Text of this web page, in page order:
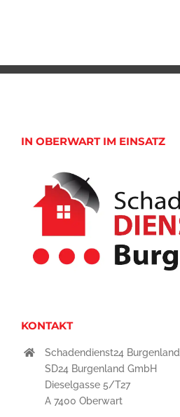
IN OBERWART IM EINSATZ
KONTAKT
Schadendienst24 Burgenland
SD24 Burgenland GmbH
Dieselgasse 5/T27
A 7400 Oberwart